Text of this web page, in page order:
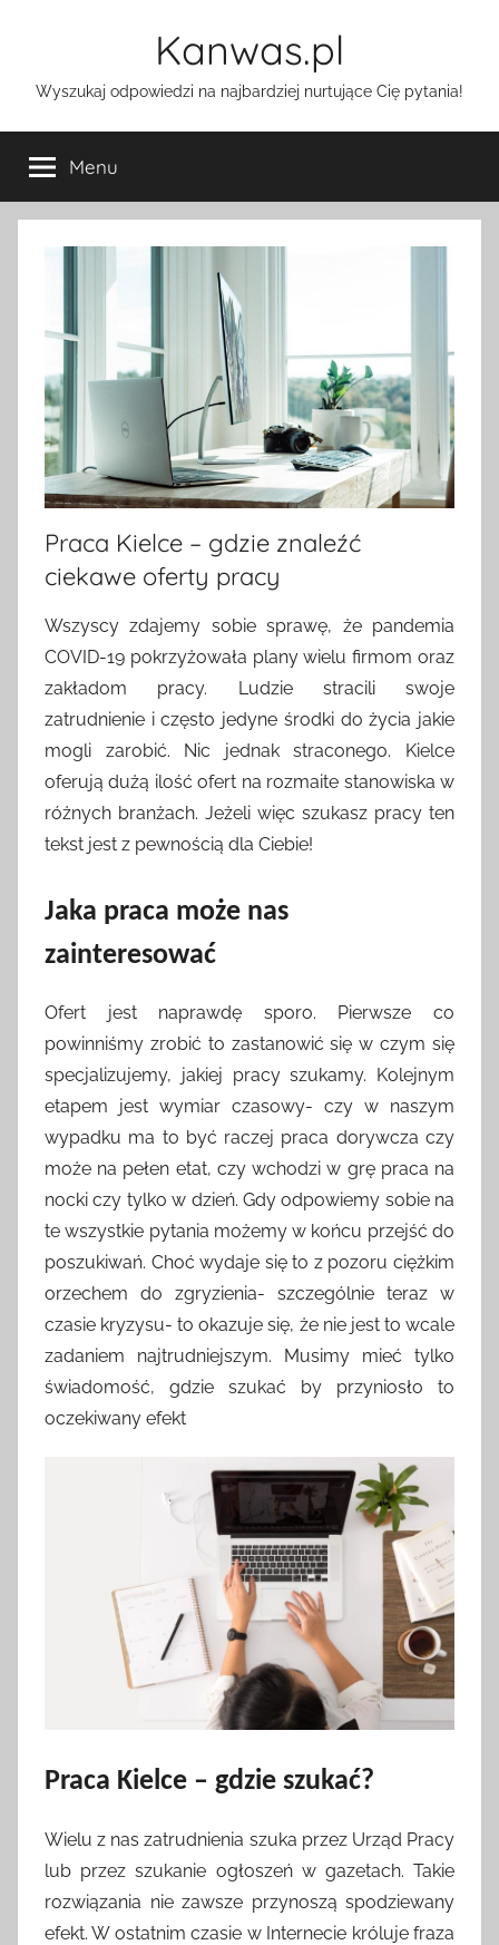
Kanwas.pl
Wyszukaj odpowiedzi na najbardziej nurtujące Cię pytania!
Menu
Praca Kielce – gdzie znaleźć
ciekawe oferty pracy
Wszyscy zdajemy sobie sprawę, że pandemia
COVID-19 pokrzyżowała plany wielu firmom oraz
zakładom pracy. Ludzie stracili swoje
zatrudnienie i często jedyne środki do życia jakie
mogli zarobić. Nic jednak straconego. Kielce
oferują dużą ilość ofert na rozmaite stanowiska w
różnych branżach. Jeżeli więc szukasz pracy ten
tekst jest z pewnością dla Ciebie!
Jaka praca może nas
zainteresować
Ofert jest naprawdę sporo. Pierwsze co
powinniśmy zrobić to zastanowić się w czym się
specjalizujemy, jakiej pracy szukamy. Kolejnym
etapem jest wymiar czasowy- czy w naszym
wypadku ma to być raczej praca dorywcza czy
może na pełen etat, czy wchodzi w grę praca na
nocki czy tylko w dzień. Gdy odpowiemy sobie na
te wszystkie pytania możemy w końcu przejść do
poszukiwań. Choć wydaje się to z pozoru ciężkim
orzechem do zgryzienia- szczególnie teraz w
czasie kryzysu- to okazuje się, że nie jest to wcale
zadaniem najtrudniejszym. Musimy mieć tylko
świadomość, gdzie szukać by przyniosło to
oczekiwany efekt
Praca Kielce – gdzie szukać?
Wielu z nas zatrudnienia szuka przez Urząd Pracy
lub przez szukanie ogłoszeń w gazetach. Takie
rozwiązania nie zawsze przynoszą spodziewany
efekt. W ostatnim czasie w Internecie króluje fraza